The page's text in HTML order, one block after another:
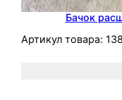
Бачок
Артикул товара: